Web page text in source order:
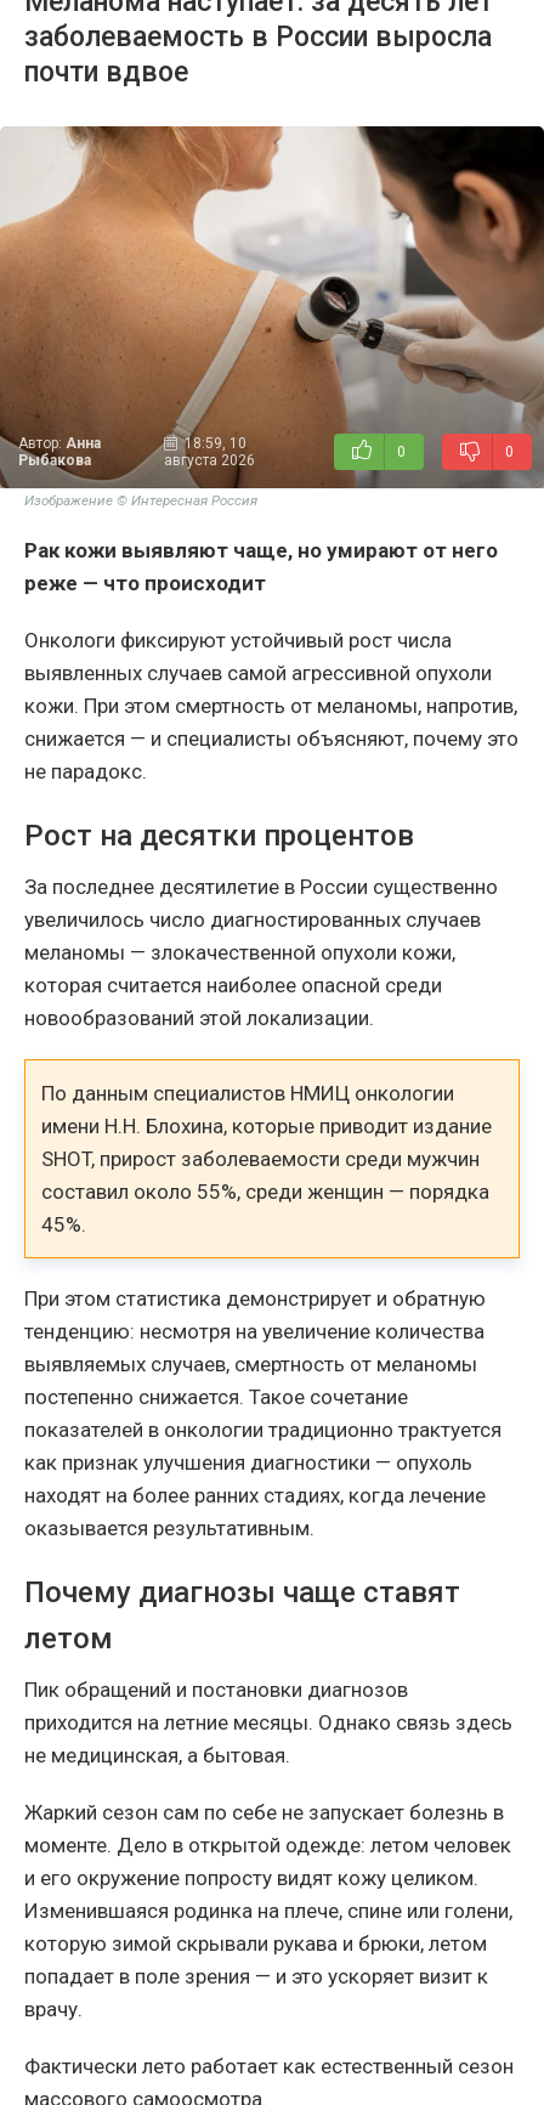
заболеваемость в России выросла
почти вдвое
Автор: Анна
Рыбакова
18:59, 10
августа 2026
0 0
Изображение © Интересная Россия
Рак кожи выявляют чаще, но умирают от него
реже — что происходит
Онкологи фиксируют устойчивый рост числа
выявленных случаев самой агрессивной опухоли
кожи. При этом смертность от меланомы, напротив,
снижается — и специалисты объясняют, почему это
не парадокс.
Рост на десятки процентов
За последнее десятилетие в России существенно
увеличилось число диагностированных случаев
меланомы — злокачественной опухоли кожи,
которая считается наиболее опасной среди
новообразований этой локализации.
По данным специалистов НМИЦ онкологии
имени Н.Н. Блохина, которые приводит издание
SHOT, прирост заболеваемости среди мужчин
составил около 55%, среди женщин — порядка
45%.
При этом статистика демонстрирует и обратную
тенденцию: несмотря на увеличение количества
выявляемых случаев, смертность от меланомы
постепенно снижается. Такое сочетание
показателей в онкологии традиционно трактуется
как признак улучшения диагностики — опухоль
находят на более ранних стадиях, когда лечение
оказывается результативным.
Почему диагнозы чаще ставят
летом
Пик обращений и постановки диагнозов
приходится на летние месяцы. Однако связь здесь
не медицинская, а бытовая.
Жаркий сезон сам по себе не запускает болезнь в
моменте. Дело в открытой одежде: летом человек
и его окружение попросту видят кожу целиком.
Изменившаяся родинка на плече, спине или голени,
которую зимой скрывали рукава и брюки, летом
попадает в поле зрения — и это ускоряет визит к
врачу.
Фактически лето работает как естественный сезон
массового самоосмотра.